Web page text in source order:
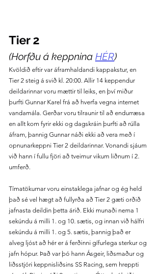
Tier 2
(Horfðu á keppnina HÉR)
Kvöldið eftir var áframhaldandi kappakstur, en
Tier 2 steig á svið kl. 20:00. Allir 14 keppendur
deildarinnar voru mættir til leiks, en því miður
þurfti Gunnar Karel frá að hverfa vegna internet
vandamála. Gerðar voru tilraunir til að endurræsa
en allt kom fyrir ekki og dagskráin þurfti að rúlla
áfram, þannig Gunnar náði ekki að vera með í
opnunarkeppni Tier 2 deildarinnar. Vonandi sjáum
við hann í fullu fjöri að tveimur vikum liðnum í 2.
umferð.
Tímatökurnar voru einstaklega jafnar og ég held
það sé vel hægt að fullyrða að Tier 2 gæti orðið
jafnasta deildin þetta árið. Ekki munaði nema 1
sekúndu á milli 1. og 10. sætis, og innan við hálfri
sekúndu á milli 1. og 5. sætis, þannig það er
alveg ljóst að hér er á ferðinni gífurlega sterkur og
jafn hópur. Það var þó hann Ásgeir, liðsmaður og
liðsstjóri keppnisliðsins SS Racing, sem hreppti